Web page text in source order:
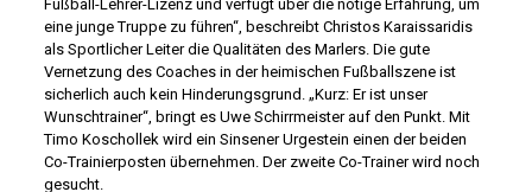
Fußball-Lehrer-Lizenz und verfügt über die nötige Erfahrung, um
eine junge Truppe zu führen“, beschreibt Christos Karaissaridis
als Sportlicher Leiter die Qualitäten des Marlers. Die gute
Vernetzung des Coaches in der heimischen Fußballszene ist
sicherlich auch kein Hinderungsgrund. „Kurz: Er ist unser
Wunschtrainer“, bringt es Uwe Schirrmeister auf den Punkt. Mit
Timo Koschollek wird ein Sinsener Urgestein einen der beiden
Co-Trainierposten übernehmen. Der zweite Co-Trainer wird noch
gesucht.